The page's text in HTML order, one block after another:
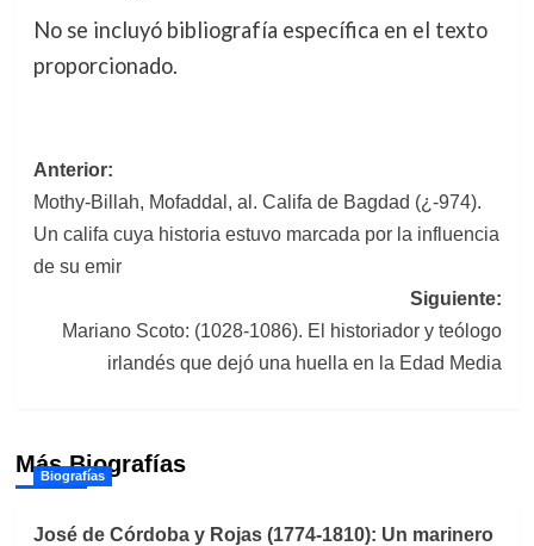
No se incluyó bibliografía específica en el texto
proporcionado.
Navegación
de
entradas
Anterior:
Mothy-Billah, Mofaddal, al. Califa de Bagdad (¿-974).
Un califa cuya historia estuvo marcada por la influencia
de su emir
Siguiente:
Mariano Scoto: (1028-1086). El historiador y teólogo
irlandés que dejó una huella en la Edad Media
Más Biografías
Biografías
José de Córdoba y Rojas (1774-1810): Un marinero